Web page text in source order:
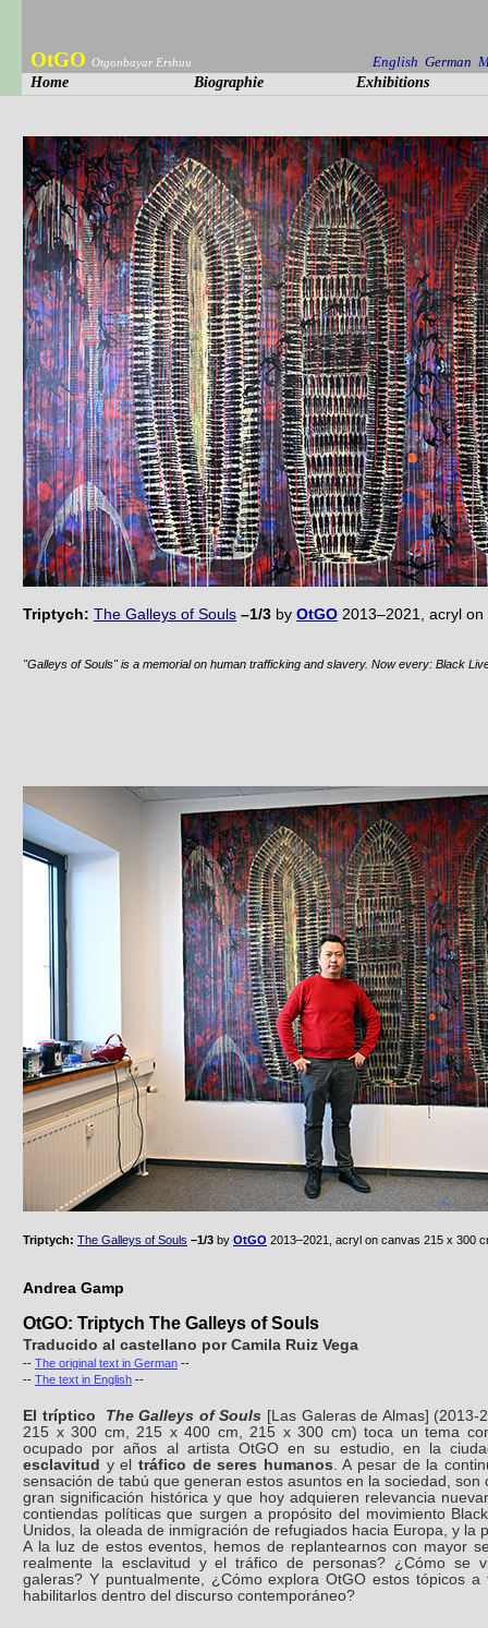
Triptych: The Galleys of Souls –1/3 by OtGO 2013–2021, acryl
"Galleys of Souls" is a memorial on human trafficking and slavery. Now every: Black
Triptych: The Galleys of Souls –1/3 by OtGO 2013–2021, acryl on canvas 215 x 300
Andrea Gamp
OtGO: Triptych The Galleys of Souls
Traducido al castellano por Camila Ruiz Vega
-- The original text in German --
-- The text in English --
El tríptico The Galleys of Souls [Las Galeras de Almas]
215 x 300 cm, 215 x 400 cm, 215 x 300 cm) toca un tema
ocupado por años al artista OtGO en su estudio, en la
esclavitud y el tráfico de seres humanos. A pesar de la
sensación de tabú que generan estos asuntos en la sociedad, son
gran significación histórica y que hoy adquieren relevancia
contiendas políticas que surgen a propósito del movimiento
Unidos, la oleada de inmigración de refugiados hacia Europa, y la
A la luz de estos eventos, hemos de replantearnos con mayor
realmente la esclavitud y el tráfico de personas? ¿Cómo se
galeras? Y puntualmente, ¿Cómo explora OtGO estos tópicos
habilitarlos dentro del discurso contemporáneo?
OtGO Otgonbayar Ershuu English German
Home
Biographie Exhibitions